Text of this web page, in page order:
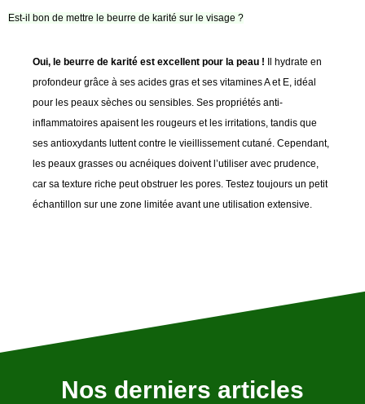
Est-il bon de mettre le beurre de karité sur le visage ?
Oui, le beurre de karité est excellent pour la peau ! Il hydrate en
profondeur grâce à ses acides gras et ses vitamines A et E, idéal
pour les peaux sèches ou sensibles. Ses propriétés anti-
inflammatoires apaisent les rougeurs et les irritations, tandis que
ses antioxydants luttent contre le vieillissement cutané. Cependant,
les peaux grasses ou acnéiques doivent l’utiliser avec prudence,
car sa texture riche peut obstruer les pores. Testez toujours un petit
échantillon sur une zone limitée avant une utilisation extensive.
Nos derniers articles